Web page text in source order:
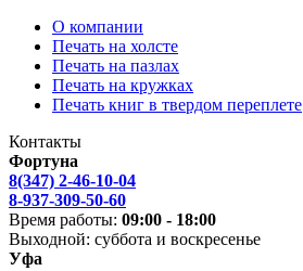
О компании
Печать на холсте
Печать на пазлах
Печать на кружках
Печать книг в твердом переплете
Контакты
Фортуна
8(347) 2-46-10-04
8-937-309-50-60
Время работы: 09:00 - 18:00
Выходной: суббота и воскресенье
Уфа